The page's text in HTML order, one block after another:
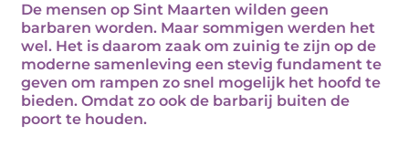
De mensen op Sint Maarten wilden geen
barbaren worden. Maar sommigen werden het
wel. Het is daarom zaak om zuinig te zijn op de
moderne samenleving een stevig fundament te
geven om rampen zo snel mogelijk het hoofd te
bieden. Omdat zo ook de barbarij buiten de
poort te houden.